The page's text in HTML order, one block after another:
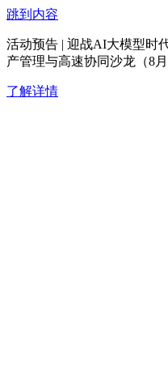
跳到内容
活动预告 | 迎战AI大模型时
产管理与高速协同沙龙（8
了解详情